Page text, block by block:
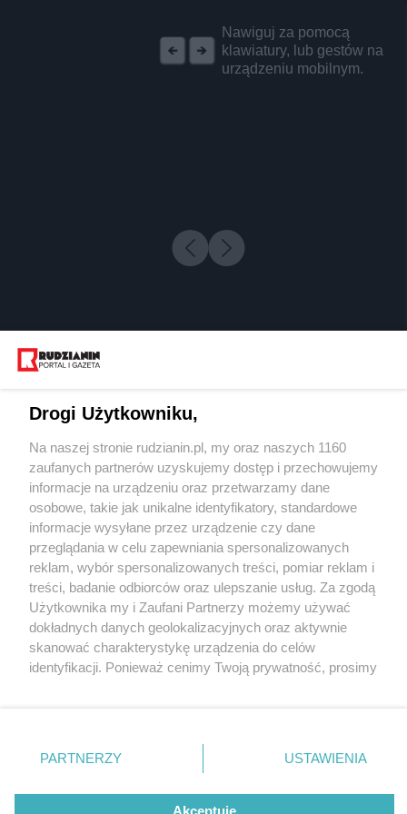
Nawiguj za pomocą
klawiatury, lub gestów na
urządzeniu mobilnym.
1 / 0
Wydawca mediów
Nie zapomnij
zapoznać się z:
polityką prywatności regulamin korzystania z portali
Twojemiasto
Piekary Śląskie
Chorzów
Tarnowskie Góry
Gliwice
Skontakuj sięz nami
Kontakt
Wydawca
Redakcja
Drogi Użytkowniku,
Na naszej stronie rudzianin.pl, my oraz naszych 1160
zaufanych partnerów uzyskujemy dostęp i przechowujemy
informacje na urządzeniu oraz przetwarzamy dane
osobowe, takie jak unikalne identyfikatory, standardowe
informacje wysyłane przez urządzenie czy dane
przeglądania w celu zapewniania spersonalizowanych
reklam, wybór spersonalizowanych treści, pomiar reklam i
treści, badanie odbiorców oraz ulepszanie usług. Za zgodą
Użytkownika my i Zaufani Partnerzy możemy używać
dokładnych danych geolokalizacyjnych oraz aktywnie
skanować charakterystykę urządzenia do celów
identyfikacji. Ponieważ cenimy Twoją prywatność, prosimy
prywatności znajdujący się w lewym dolnym rogu strony
. Niektóre rodzaje przetwarzania danych nie wymagają
zgody użytkownika, ale masz prawo sprzeciwić się
takiemu przetwarzaniu. Preferencje będą miały
PARTNERZY USTAWIENIA
Akceptuję